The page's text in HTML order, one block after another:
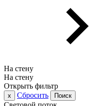
На стену
На стену
Открыть фильтр
x Сбросить Поиск